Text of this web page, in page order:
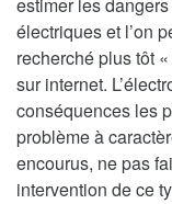
électriques et l’on
recherché plus tôt
sur internet.
conséquences les
problème à
encourus, ne pas
intervention de ce